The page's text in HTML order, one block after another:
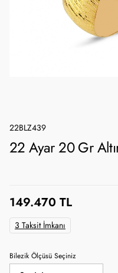
22BLZ439
22 Ayar 20 Gr
149.470 TL
3 Taksit İmkanı
Bilezik Ölçüsü Seçiniz